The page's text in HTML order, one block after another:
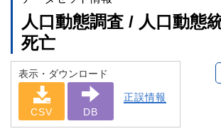
人口動態調査 / 人口動態
死亡
表示・ダウンロード
CSV DB
正誤情報